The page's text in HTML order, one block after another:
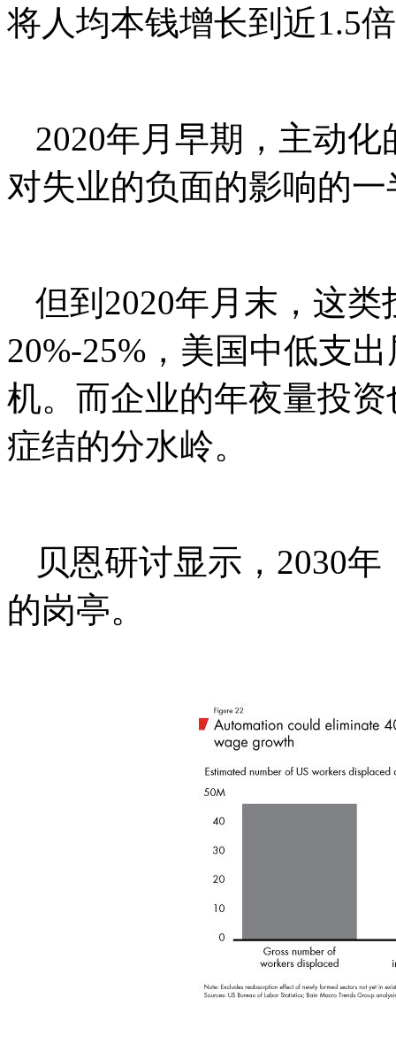
将人均本钱增长到近1.5
2020年月早期，主动
对失业的负面的影响的
但到2020年月末，这
20%-25%，美国中低支
机。而企业的年夜量投
症结的分水岭。
贝恩研讨显示，2030
的岗亭。